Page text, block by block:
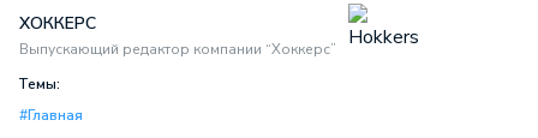
ХОККЕРС
Выпускающий редактор компании “Хоккерс”
Темы:
#Главная